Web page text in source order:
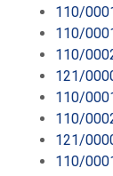
110/
110/
110/
121/
110/
110/
121/
110/